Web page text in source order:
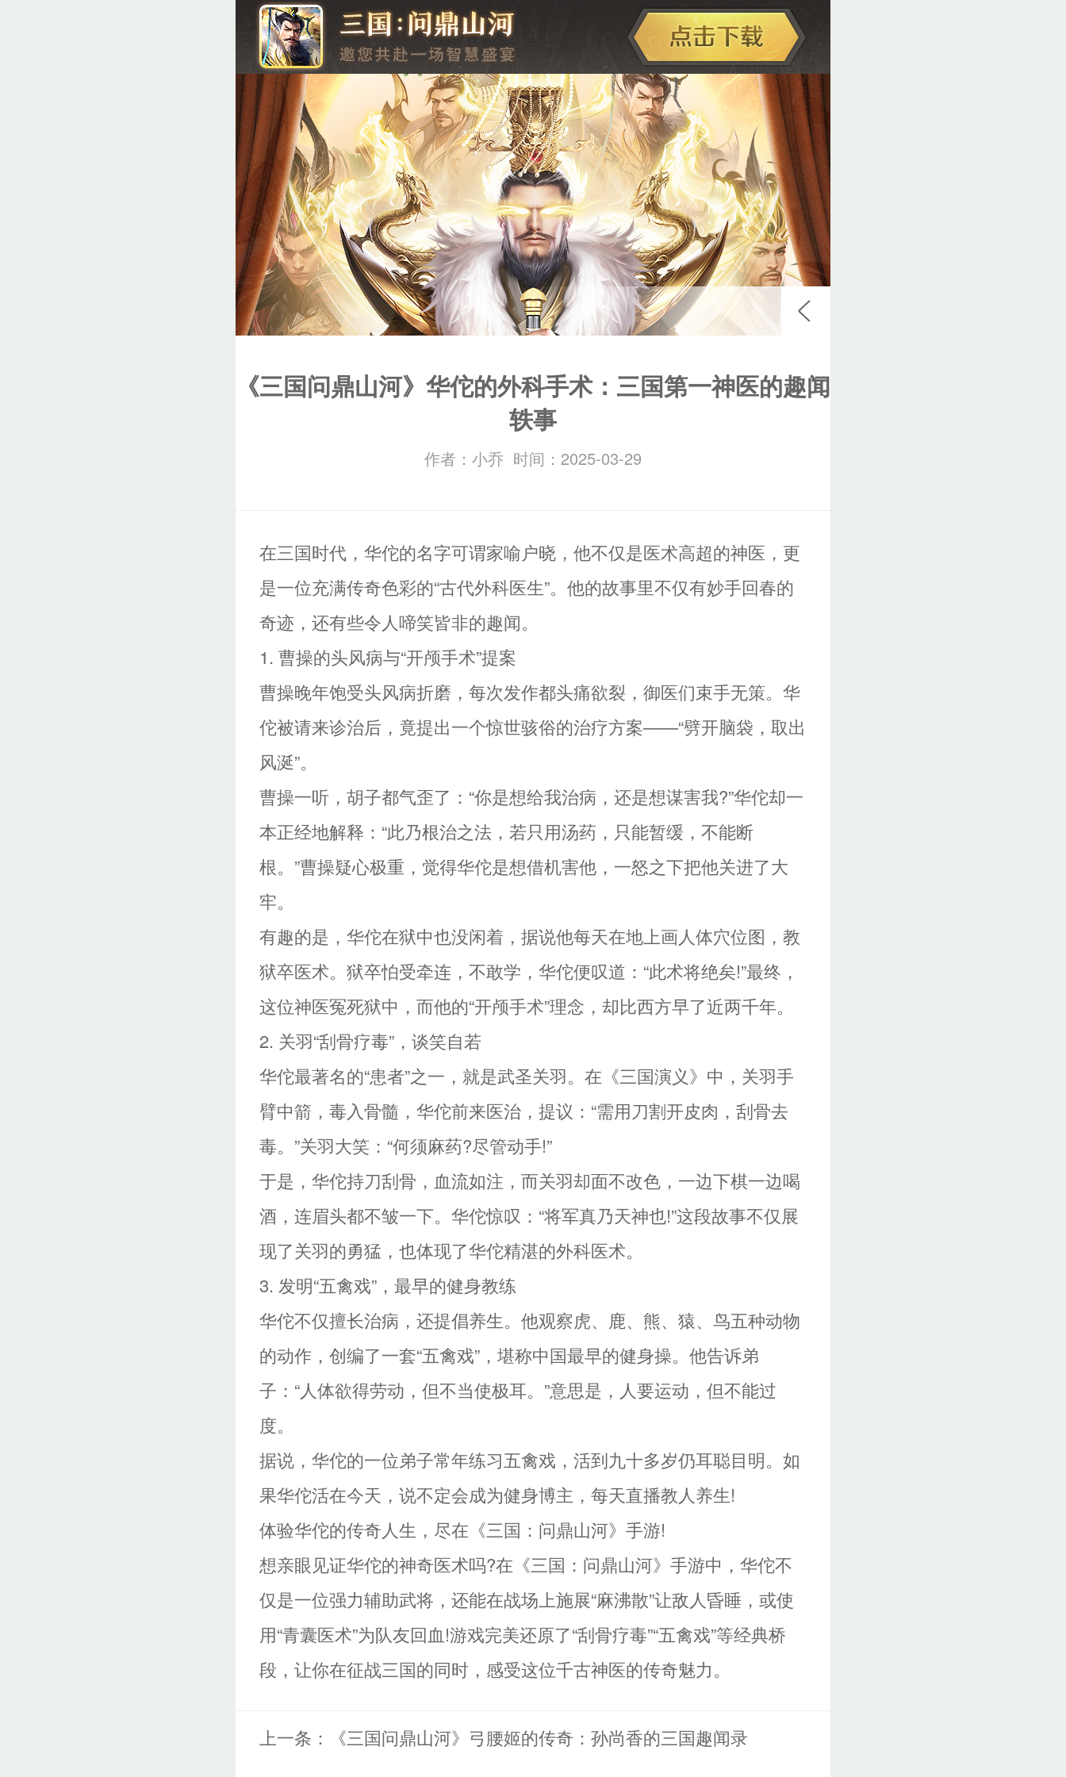
《三国问鼎山河》华佗的外科手术：三国第一神医的趣闻
轶事
作者：小乔 时间：2025-03-29
在三国时代，华佗的名字可谓家喻户晓，他不仅是医术高超的神医，更
是一位充满传奇色彩的“古代外科医生”。他的故事里不仅有妙手回春的
奇迹，还有些令人啼笑皆非的趣闻。
1. 曹操的头风病与“开颅手术”提案
曹操晚年饱受头风病折磨，每次发作都头痛欲裂，御医们束手无策。华
佗被请来诊治后，竟提出一个惊世骇俗的治疗方案——“劈开脑袋，取出
风涎”。
曹操一听，胡子都气歪了：“你是想给我治病，还是想谋害我?”华佗却一
本正经地解释：“此乃根治之法，若只用汤药，只能暂缓，不能断
根。”曹操疑心极重，觉得华佗是想借机害他，一怒之下把他关进了大
牢。
有趣的是，华佗在狱中也没闲着，据说他每天在地上画人体穴位图，教
狱卒医术。狱卒怕受牵连，不敢学，华佗便叹道：“此术将绝矣!”最终，
这位神医冤死狱中，而他的“开颅手术”理念，却比西方早了近两千年。
2. 关羽“刮骨疗毒”，谈笑自若
华佗最著名的“患者”之一，就是武圣关羽。在《三国演义》中，关羽手
臂中箭，毒入骨髓，华佗前来医治，提议：“需用刀割开皮肉，刮骨去
毒。”关羽大笑：“何须麻药?尽管动手!”
于是，华佗持刀刮骨，血流如注，而关羽却面不改色，一边下棋一边喝
酒，连眉头都不皱一下。华佗惊叹：“将军真乃天神也!”这段故事不仅展
现了关羽的勇猛，也体现了华佗精湛的外科医术。
3. 发明“五禽戏”，最早的健身教练
华佗不仅擅长治病，还提倡养生。他观察虎、鹿、熊、猿、鸟五种动物
的动作，创编了一套“五禽戏”，堪称中国最早的健身操。他告诉弟
子：“人体欲得劳动，但不当使极耳。”意思是，人要运动，但不能过
度。
据说，华佗的一位弟子常年练习五禽戏，活到九十多岁仍耳聪目明。如
果华佗活在今天，说不定会成为健身博主，每天直播教人养生!
体验华佗的传奇人生，尽在《三国：问鼎山河》手游!
想亲眼见证华佗的神奇医术吗?在《三国：问鼎山河》手游中，华佗不
仅是一位强力辅助武将，还能在战场上施展“麻沸散”让敌人昏睡，或使
用“青囊医术”为队友回血!游戏完美还原了“刮骨疗毒”“五禽戏”等经典桥
段，让你在征战三国的同时，感受这位千古神医的传奇魅力。
上一条： 《三国问鼎山河》弓腰姬的传奇：孙尚香的三国趣闻录